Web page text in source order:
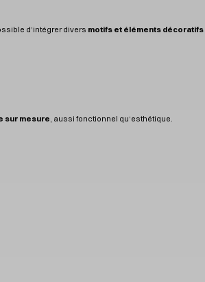
d’intégrer divers motifs et éléments décoratifs
sur mesure , aussi fonctionnel qu’esthétique.